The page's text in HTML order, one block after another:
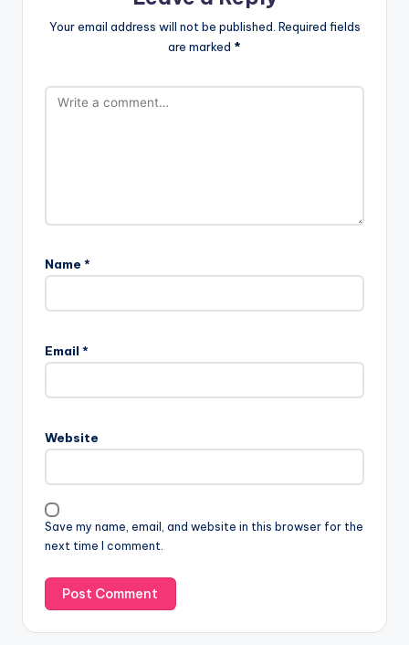
Your email address will not be published. Required fields
are marked *
Name *
Email *
Website
Save my name, email, and website in this browser for the
next time I comment.